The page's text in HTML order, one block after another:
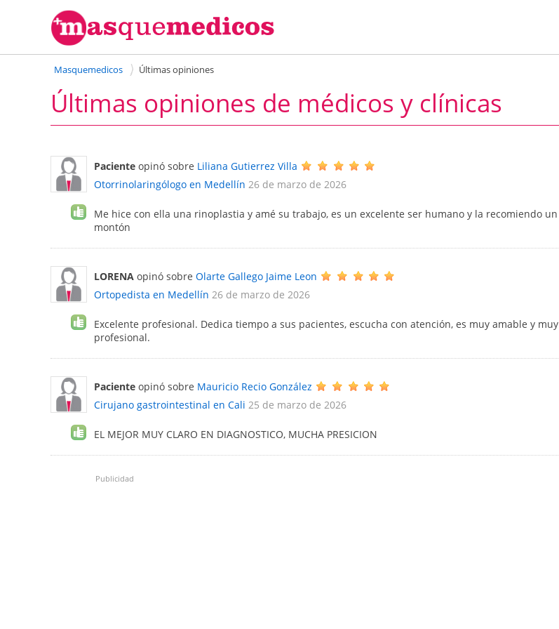
Masquemedicos Últimas opiniones
Últimas opiniones de médicos y clínicas
Paciente opinó sobre Liliana Gutierrez Villa
Otorrinolaringólogo en Medellín 26 de marzo de 2026
Me hice con ella una rinoplastia y amé su trabajo, es un excelente ser humano y la recomiendo un
montón
LORENA opinó sobre Olarte Gallego Jaime Leon
Ortopedista en Medellín 26 de marzo de 2026
Excelente profesional. Dedica tiempo a sus pacientes, escucha con atención, es muy amable y muy
profesional.
Paciente opinó sobre Mauricio Recio González
Cirujano gastrointestinal en Cali 25 de marzo de 2026
EL MEJOR MUY CLARO EN DIAGNOSTICO, MUCHA PRESICION
Publicidad